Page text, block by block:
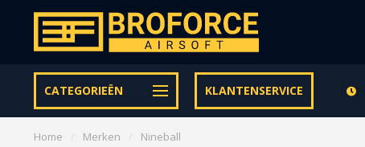
CATEGORIEËN KLANTENSERVICE
Let op onze speciale Facebook/Instagram aanbiedingen
Home Merken Nineball